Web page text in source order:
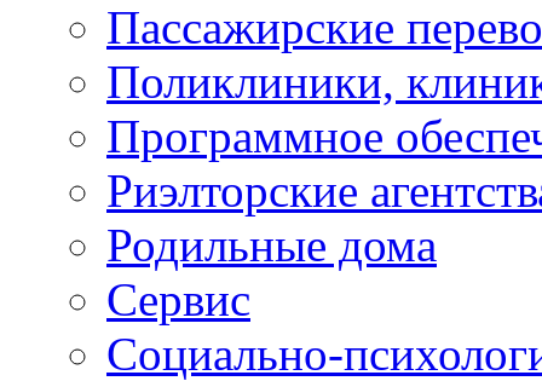
Пассажирские
Поликлиники,
Программное
Риэлторские
Родильные дома
Сервис
Социально-